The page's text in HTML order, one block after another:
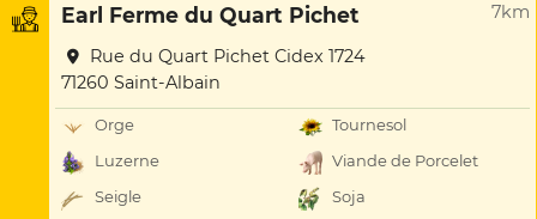
Earl Ferme du Quart Pichet 7km
Rue du Quart Pichet Cidex 1724
71260 Saint-Albain
Orge
Tournesol
Luzerne
Viande de Porcelet
Seigle
Soja